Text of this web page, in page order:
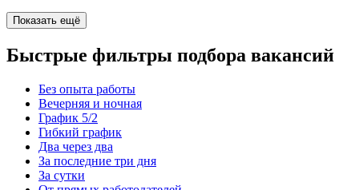
Показать ещё
Быстрые фильтры подбора вакансий
Без опыта работы
Вечерняя и ночная
График 5/2
Гибкий график
Два через два
За последние три дня
За сутки